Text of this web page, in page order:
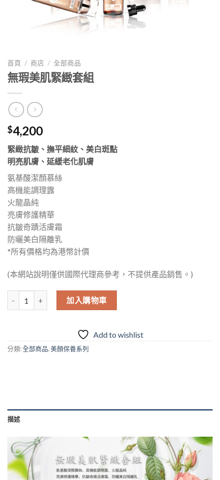
首頁 / 商店 / 全部商品
無瑕美肌緊緻套組
$4,200
緊緻抗皺、撫平細紋、美白斑點
明亮肌膚、延緩老化肌膚
氨基酸潔顏慕絲
高機能調理露
火龍晶純
亮膚修護精華
抗皺奇蹟活膚霜
防曬美白隔離乳
*所有價格均為港幣計價
(本網站說明僅供國際代理商參考，不提供產品銷售。)
無瑕美肌緊緻套組 數量加入購物車
Add to wishlist
分類:全部商品,美顏保養系列
描述